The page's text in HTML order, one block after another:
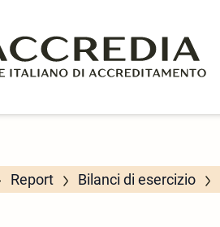
Report Bilanci di esercizio